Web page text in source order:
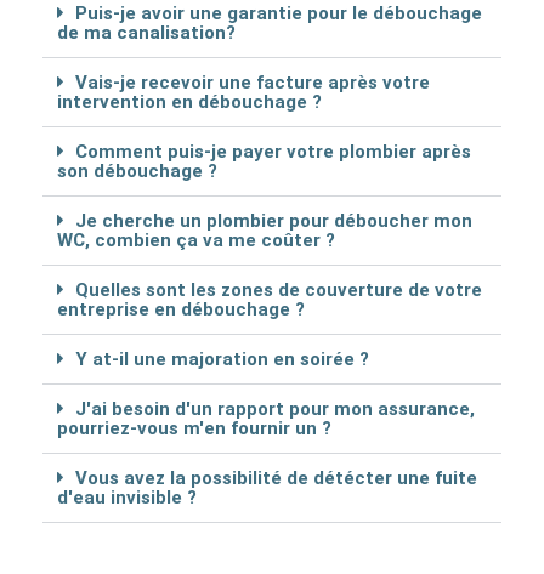
Puis-je avoir une garantie pour le débouchage
de ma canalisation?
Vais-je recevoir une facture après votre
intervention en débouchage ?
Comment puis-je payer votre plombier après
son débouchage ?
Je cherche un plombier pour déboucher mon
WC, combien ça va me coûter ?
Quelles sont les zones de couverture de votre
entreprise en débouchage ?
Y at-il une majoration en soirée ?
J'ai besoin d'un rapport pour mon assurance,
pourriez-vous m'en fournir un ?
Vous avez la possibilité de détécter une fuite
d'eau invisible ?